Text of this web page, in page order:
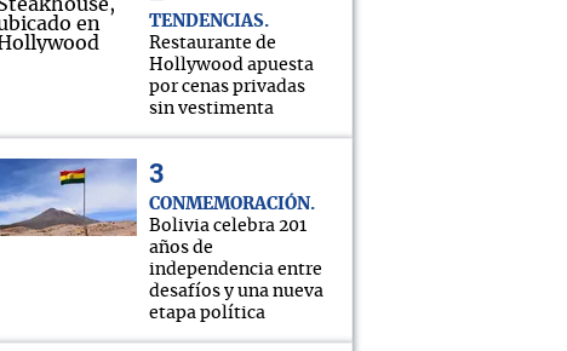
TENDENCIAS
Restaurante de
Hollywood apuesta
por cenas privadas
sin vestimenta
CONMEMORACIÓN
Bolivia celebra 201
años de
independencia entre
desafíos y una nueva
etapa política